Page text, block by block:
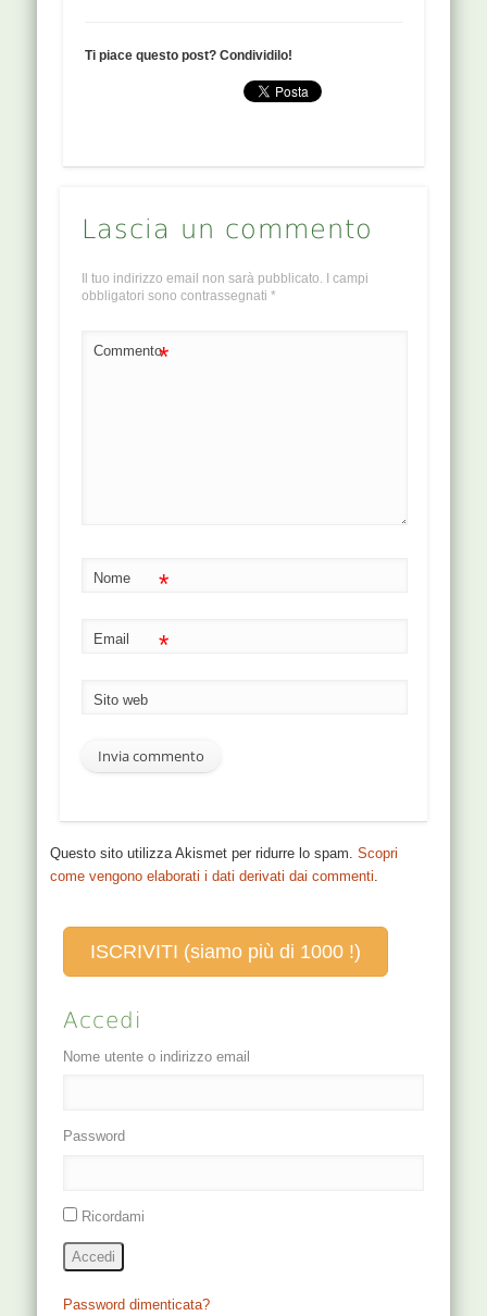
Ti piace questo post? Condividilo!
Lascia un commento
Il tuo indirizzo email non sarà pubblicato.
I campi
obbligatori sono contrassegnati *
Commento*
Nome *
Email *
Sito web
Questo sito utilizza Akismet per ridurre lo spam.Scopri
come vengono elaborati i dati derivati dai commenti
ISCRIVITI (siamo più di 1000 !)
Accedi
Nome utente o indirizzo email
Password
Ricordami
Accedi
Password dimenticata?